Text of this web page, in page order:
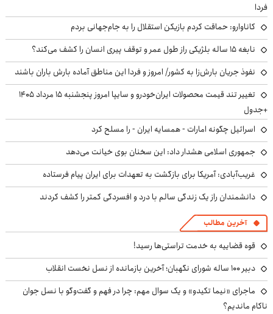
فردا
کاناوارو: حماقت کردم بازیکن استقلال را به جام‌جهانی بردم
نابغه ۱۵ ساله بلژیکی راز طول عمر و توقف پیری انسان را کشف می‌کند؟
نفوذ جریان بارش‌زا به کشور/ امروز و فردا این مناطق آماده بارش باران باشند
تغییر تند قیمت محصولات ایران‌خودرو و سایپا امروز پنجشنبه ۱۵ مرداد ۱۴۰۵
+جدول
اسرائیل چگونه امارات - همسایه ایران - را مسلح کرد
جمهوری اسلامی هشدار داد: این سخنان بوی خیانت می‌دهد
غریب‌آبادی: آمریکا برای بازگشت به تعهدات برای ایران پیام فرستاده
دانشمندان راز یک زندگی سالم با درد و افسردگی کمتر را کشف کردند
آخرین مطالب
قوه قضاییه به خدمت تراستی‌ها رسید!
دبیر ۱۰۰ ساله شورای نگهبان؛ آخرین بازمانده از نسل نخست انقلاب
ماجرای «نیما تکیدو» و یک سوال مهم: چرا در فهم و گفت‌وگو با نسل جوان
ناکام ماندیم؟